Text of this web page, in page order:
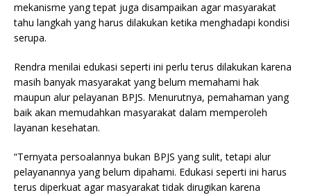
mekanisme yang tepat juga disampaikan agar masyarakat
tahu langkah yang harus dilakukan ketika menghadapi kondisi
serupa.
Rendra menilai edukasi seperti ini perlu terus dilakukan karena
masih banyak masyarakat yang belum memahami hak
maupun alur pelayanan BPJS. Menurutnya, pemahaman yang
baik akan memudahkan masyarakat dalam memperoleh
layanan kesehatan.
“Ternyata persoalannya bukan BPJS yang sulit, tetapi alur
pelayanannya yang belum dipahami. Edukasi seperti ini harus
terus diperkuat agar masyarakat tidak dirugikan karena